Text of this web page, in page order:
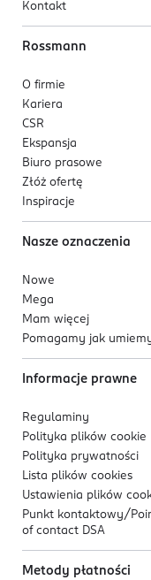
Kontakt
Rossmann
O firmie
Kariera
CSR
Ekspansja
Biuro prasowe
Złóż ofertę
Inspiracje
Nasze oznaczenia
Nowe
Mega
Mam więcej
Pomagamy jak
Informacje prawne
Regulaminy
Polityka plików cookie
Polityka prywatności
Lista plików cookies
Ustawienia plików
Punkt kontaktowy/
of contact DSA
Metody płatności